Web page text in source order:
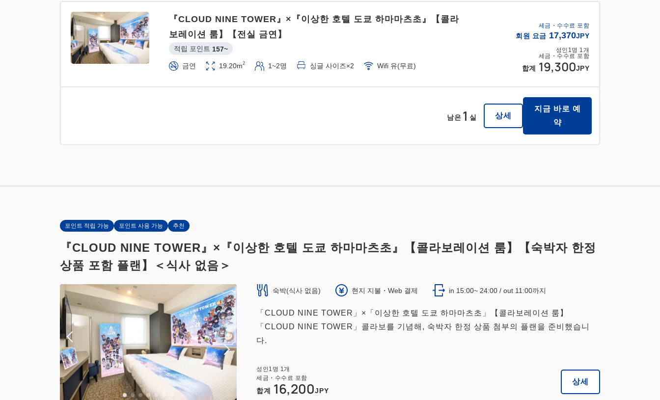
세금・수수료 포함
회원 요금 17,370JPY
성인 1명 1개
세금・수수료 포함
합계 19,300JPY
『CLOUD NINE TOWER』×『이상한 호텔 도쿄 하마마츠초』【콜라
보레이션 룸】【전실 금연】
적립 포인트 157~
금연 19.20m2 1~2명 싱글 사이즈×2 Wifi 유(무료)
남은 1 실 상세
지금 바로 예
약
포인트 적립 가능 포인트 사용 가능 추천
『CLOUD NINE TOWER』×『이상한 호텔 도쿄 하마마츠초』【콜라보레이션 룸】【숙박자 한정
상품 포함 플랜】＜식사 없음＞
숙박(식사 없음) 현지 지불・Web 결제 in 15:00~ 24:00 / out 11:00까지
「CLOUD NINE TOWER」×「이상한 호텔 도쿄 하마마츠초」【콜라보레이션 룸】
「CLOUD NINE TOWER」콜라보를 기념해, 숙박자 한정 상품 첨부의 플랜을 준비했습니
다.
성인 1 명 1개
세금・수수료 포함
합계 16,200JPY
상세